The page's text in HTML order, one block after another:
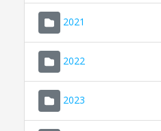
2021
2022
2023